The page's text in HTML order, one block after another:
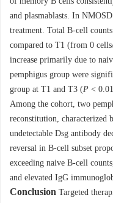
and plasmablasts. In
treatment. Total B-cell
compared to T1 (from 0
increase primarily due to
pemphigus group were
group at T1 and T3 (P <
Among the cohort, two
reconstitution, characterized
undetectable Dsg antibody
reversal in B-cell subset
exceeding naive B-cell
and elevated IgG
Conclusion Targeted